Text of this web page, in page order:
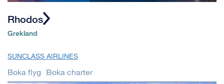
Rhodos
Grekland
SUNCLASS AIRLINES
Boka flyg Boka charter